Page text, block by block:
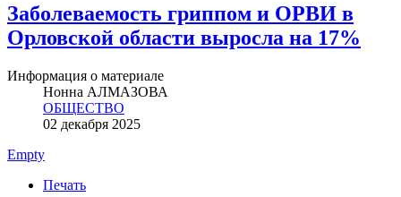
Заболеваемость гриппом и ОРВИ в
Орловской области выросла на 17%
Информация о материале
Нонна АЛМАЗОВА
ОБЩЕСТВО
02 декабря 2025
Empty
Печать